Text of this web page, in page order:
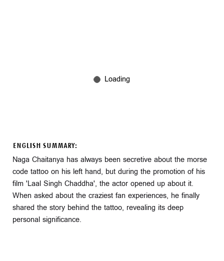
ENGLISH SUMMARY:
Naga Chaitanya has always been secretive about the morse
code tattoo on his left hand, but during the promotion of his
film 'Laal Singh Chaddha', the actor opened up about it.
When asked about the craziest fan experiences, he finally
shared the story behind the tattoo, revealing its deep
personal significance.